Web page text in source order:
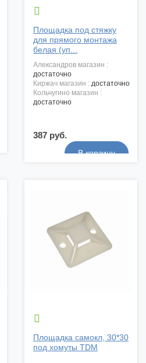

Площадка под стяжку
для прямого монтажа
белая (уп...
александров магазин :
достаточно
киржач магазин : достаточно
кольчугино магазин :
достаточно
387 руб.

Площадка самокл, 30*30
под хомуты TDM